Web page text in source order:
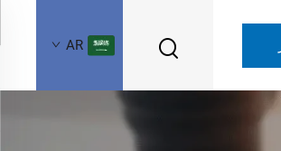
AR